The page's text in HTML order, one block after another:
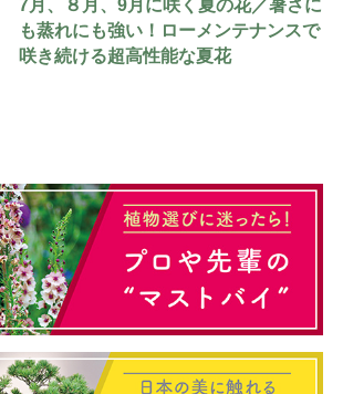
7月、８月、9月に咲く夏の花／暑さに
も蒸れにも強い！ローメンテナンスで
咲き続ける超高性能な夏花